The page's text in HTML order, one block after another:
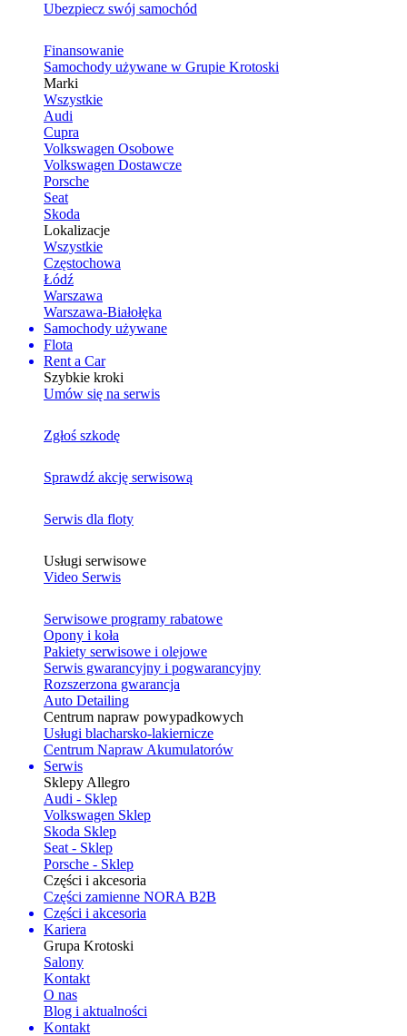
Ubezpiecz swój samochód
Finansowanie
Samochody używane w Grupie Krotoski
Marki
Wszystkie
Audi
Cupra
Volkswagen Osobowe
Volkswagen Dostawcze
Porsche
Seat
Skoda
Lokalizacje
Wszystkie
Częstochowa
Łódź
Warszawa
Warszawa-Białołęka
Samochody używane
Flota
Rent a Car
Szybkie kroki
Umów się na serwis
Zgłoś szkodę
Sprawdź akcję serwisową
Serwis dla floty
Usługi serwisowe
Video Serwis
Serwisowe programy rabatowe
Opony i koła
Pakiety serwisowe i olejowe
Serwis gwarancyjny i pogwarancyjny
Rozszerzona gwarancja
Auto Detailing
Centrum napraw powypadkowych
Usługi blacharsko-lakiernicze
Centrum Napraw Akumulatorów
Serwis
Sklepy Allegro
Audi - Sklep
Volkswagen Sklep
Skoda Sklep
Seat - Sklep
Porsche - Sklep
Części i akcesoria
Części zamienne NORA B2B
Części i akcesoria
Kariera
Grupa Krotoski
Salony
Kontakt
O nas
Blog i aktualności
Kontakt